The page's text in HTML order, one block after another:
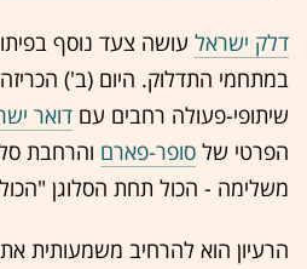
דלק ישראל עושה צעד נוסף
במתחמי התדלוק. היום (ב')
שיתופי-פעולה רחבים עם דואר
הפרטי של סופר-פארם והרחבת
משלימה - הכול תחת הסלוגן
הרעיון הוא להרחיב משמעותית